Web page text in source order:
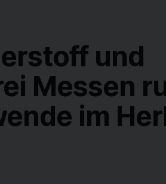
und
Messen
im